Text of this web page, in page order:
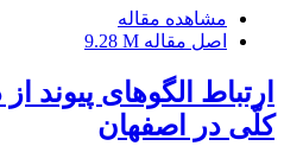
مشاهده مقاله
اصل مقاله 9.28 M
ارتباط الگوهای پیوند
کلّی در اصفهان